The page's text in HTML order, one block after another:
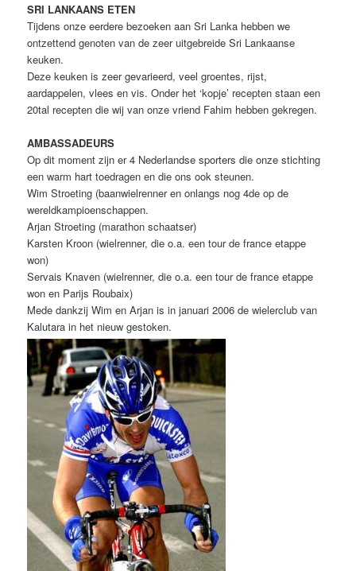
SRI LANKAANS ETEN
Tijdens onze eerdere bezoeken aan Sri Lanka hebben we
ontzettend genoten van de zeer uitgebreide Sri Lankaanse
keuken.
Deze keuken is zeer gevarieerd, veel groentes, rijst,
aardappelen, vlees en vis. Onder het ‘kopje’ recepten staan een
20tal recepten die wij van onze vriend Fahim hebben gekregen.
AMBASSADEURS
Op dit moment zijn er 4 Nederlandse sporters die onze stichting
een warm hart toedragen en die ons ook steunen.
Wim Stroeting (baanwielrenner en onlangs nog 4de op de
wereldkampioenschappen.
Arjan Stroeting (marathon schaatser)
Karsten Kroon (wielrenner, die o.a. een tour de france etappe
won)
Servais Knaven (wielrenner, die o.a. een tour de france etappe
won en Parijs Roubaix)
Mede dankzij Wim en Arjan is in januari 2006 de wielerclub van
Kalutara in het nieuw gestoken.